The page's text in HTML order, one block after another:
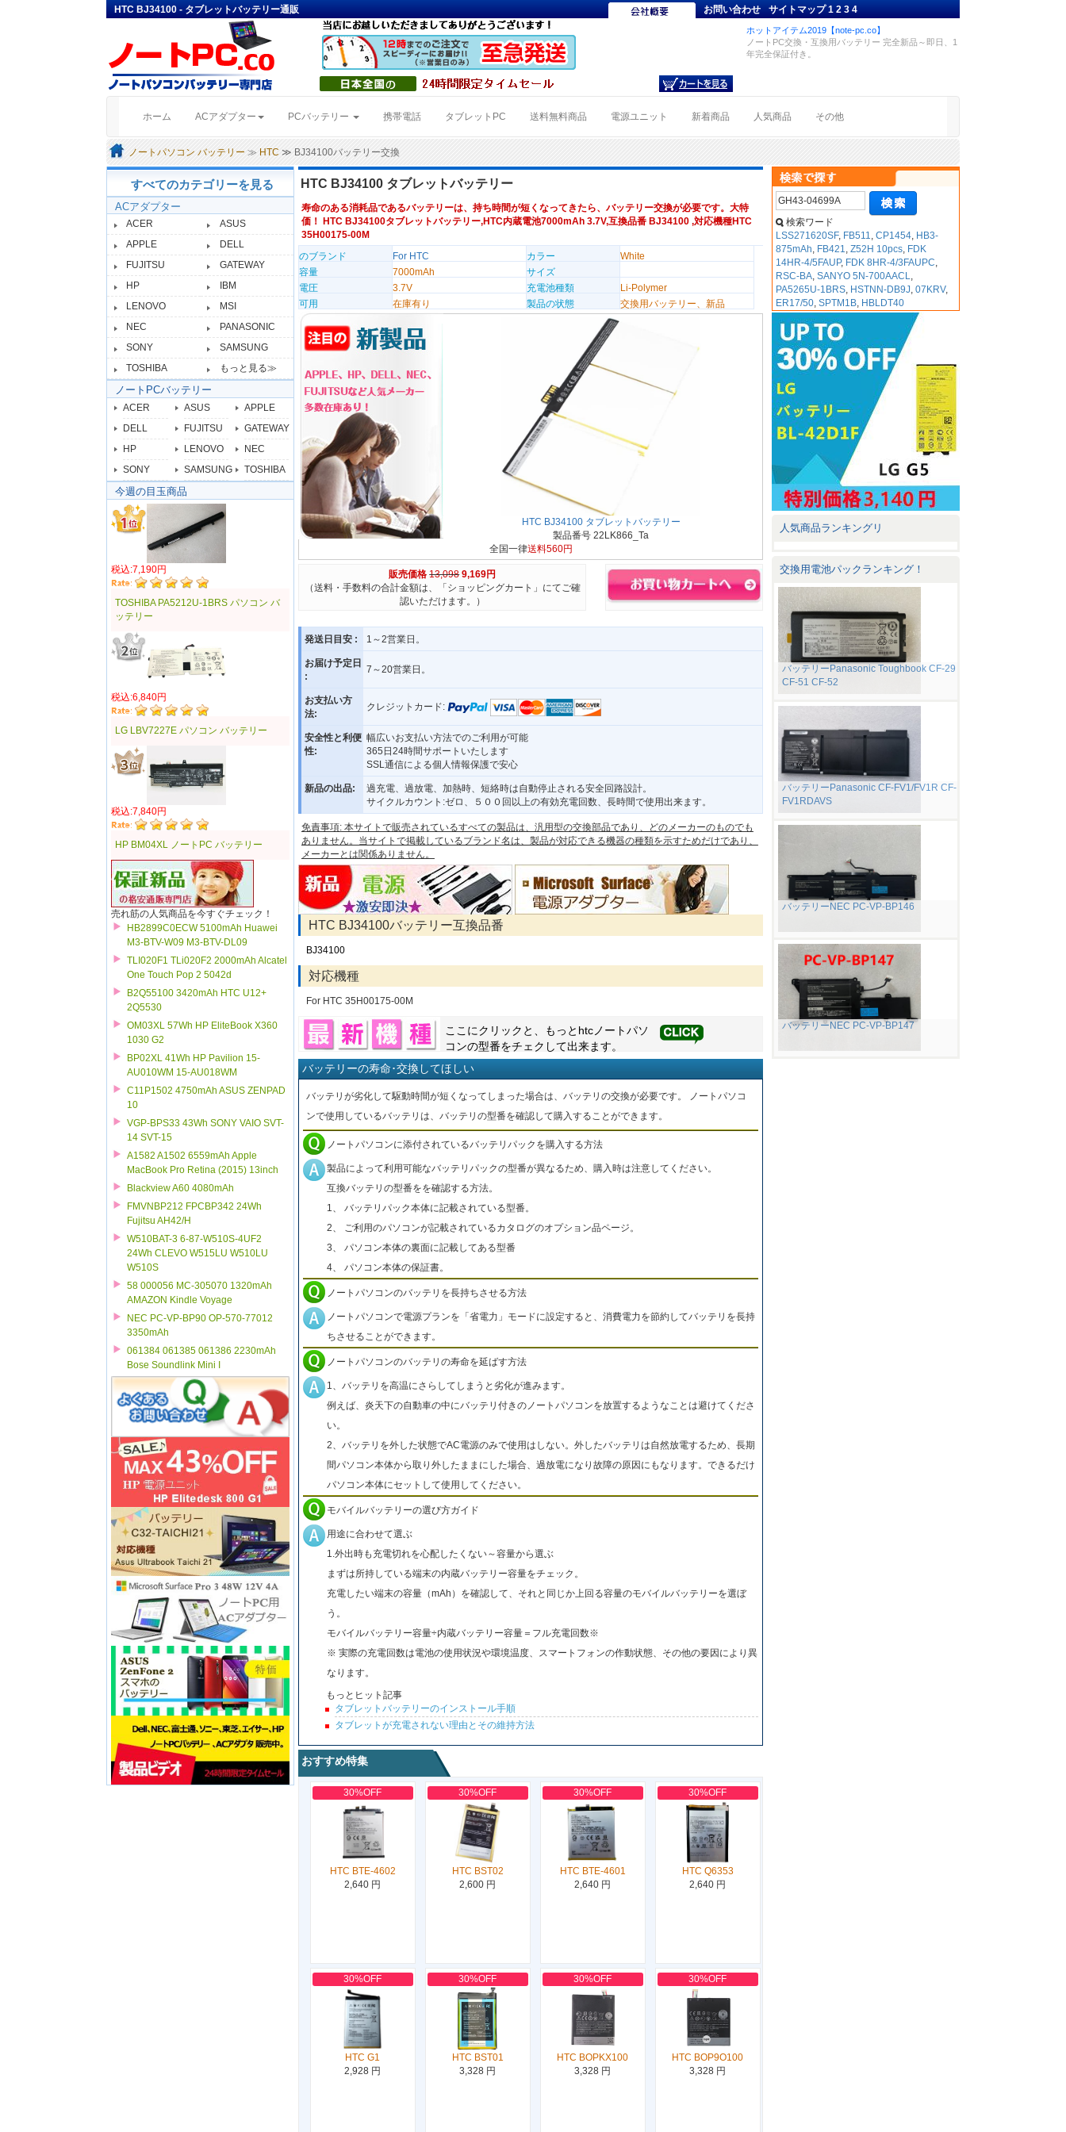
HTC BJ34100 - タブレットバッテリー通販 お問い合わせ サイトマップ 1234
ホットアイテム2019【note-pc.co】
ノートPC交換・互換用バッテリー 完全新品～即日、1
年完全保証付き。
ホーム (current)ACアダプター PCバッテリー 携帯電話 タブレットPC 送料無料商品 電源ユニット 新着商品 人気商品 その他
ノートパソコン バッテリー ≫ HTC ≫ BJ34100バッテリー交換
すべてのカテゴリーを見る
ACアダプター
ACER
ASUS
APPLE
DELL
FUJITSU
GATEWAY
HP
IBM
LENOVO
MSI
NEC
PANASONIC
SONY
SAMSUNG
TOSHIBA
もっと見る≫
ノートPCバッテリー
ACER ASUS
APPLE
DELL
FUJITSU
GATEWAY
HP
LENOVO
NEC
SONY
SAMSUNG TOSHIBA
今週の目玉商品
税込:7,190円
TOSHIBA PA5212U-1BRS パソコン バ
ッテリー
税込:6,840円
LG LBV7227E パソコン バッテリー
税込:7,840円
HP BM04XL ノートPC バッテリー
売れ筋の人気商品を今すぐチェック！
HB2899C0ECW 5100mAh Huawei
M3-BTV-W09 M3-BTV-DL09
TLI020F1 TLi020F2 2000mAh Alcatel
One Touch Pop 2 5042d
B2Q55100 3420mAh HTC U12+
2Q5530
OM03XL 57Wh HP EliteBook X360
1030 G2
BP02XL 41Wh HP Pavilion 15-
AU010WM 15-AU018WM
C11P1502 4750mAh ASUS ZENPAD
10
VGP-BPS33 43Wh SONY VAIO SVT-
14 SVT-15
A1582 A1502 6559mAh Apple
MacBook Pro Retina (2015) 13inch
Blackview A60 4080mAh
FMVNBP212 FPCBP342 24Wh
Fujitsu AH42/H
W510BAT-3 6-87-W510S-4UF2
24Wh CLEVO W515LU W510LU
W510S
58 000056 MC-305070 1320mAh
AMAZON Kindle Voyage
NEC PC-VP-BP90 OP-570-77012
3350mAh
061384 061385 061386 2230mAh
Bose Soundlink Mini I
HTC BJ34100 タブレットバッテリー
寿命のある消耗品であるバッテリーは、持ち時間が短くなってきたら、バッテリー交換が必要です。大特
価！ HTC BJ34100タブレットバッテリー,HTC内蔵電池7000mAh 3.7V,互換品番 BJ34100 ,対応機種HTC
35H00175-00M
のブランド
For HTC カラー
White
容量
7000mAh
サイズ
電圧
3.7V 充電池種類
Li-Polymer
可用
在庫有り 製品の状態 交換用バッテリー、新品
HTC BJ34100 タブレットバッテリー
製品番号 22LK866_Ta
全国一律送料560円
販売価格 13,098 9,169円
（送料・手数料の合計金額は、「ショッピングカート」にてご確
認いただけます。）
発送日目安 : 1～2営業日。
お届け予定日
:
7～20営業日。
お支払い方
法:
クレジットカード:
安全性と利便
性:
幅広いお支払い方法でのご利用が可能
365日24時間サポートいたします
SSL通信による個人情報保護で安心
新品の出品:
過充電、過放電、加熱時、短絡時は自動停止される安全回路設計。
サイクルカウント:ゼロ、５００回以上の有効充電回数、長時間で使用出来ます。
免責事項: 本サイトで販売されているすべての製品は、汎用型の交換部品であり、どのメーカーのものでも
ありません。当サイトで掲載しているブランド名は、製品が対応できる機器の種類を示すためだけであり、
メーカーとは関係ありません。
HTC BJ34100バッテリー互換品番
BJ34100
対応機種
For HTC 35H00175-00M
ここにクリックと、もっと htcノートパソ
コンの型番をチェクして出来ます。
バッテリーの寿命･交換してほしい
バッテリが劣化して駆動時間が短くなってしまった場合は、バッテリの交換が必要です。 ノートパソコ
ンで使用しているバッテリは、バッテリの型番を確認して購入することができます。
ノートパソコンに添付されているバッテリパックを購入する方法
製品によって利用可能なバッテリパックの型番が異なるため、購入時は注意してください。
互換バッテリの型番をを確認する方法。
1、 バッテリパック本体に記載されている型番。
2、 ご利用のパソコンが記載されているカタログのオプション品ページ。
3、 パソコン本体の裏面に記載してある型番
4、 パソコン本体の保証書。
ノートパソコンのバッテリを長持ちさせる方法
ノートパソコンで電源プランを「省電力」モードに設定すると、消費電力を節約してバッテリを長持
ちさせることができます。
ノートパソコンのバッテリの寿命を延ばす方法
1、バッテリを高温にさらしてしまうと劣化が進みます。
例えば、炎天下の自動車の中にバッテリ付きのノートパソコンを放置するようなことは避けてくださ
い。
2、バッテリを外した状態でAC電源のみで使用はしない。外したバッテリは自然放電するため、長期
間パソコン本体から取り外したままにした場合、過放電になり故障の原因にもなります。できるだけ
パソコン本体にセットして使用してください。
モバイルバッテリーの選び方ガイド
用途に合わせて選ぶ
1.外出時も充電切れを心配したくない～容量から選ぶ
まずは所持している端末の内蔵バッテリー容量をチェック。
充電したい端末の容量（mAh）を確認して、それと同じか上回る容量のモバイルバッテリーを選ぼ
う。
モバイルバッテリー容量÷内蔵バッテリー容量＝フル充電回数※
※ 実際の充電回数は電池の使用状況や環境温度、スマートフォンの作動状態、その他の要因により異
なります。
もっとヒット記事
タブレットバッテリーのインストール手順
タブレットが充電されない理由とその維持方法
おすすめ特集
30%OFF
HTC BTE-4602
2,640 円
30%OFF
HTC BST02
2,600 円
30%OFF
HTC BTE-4601
2,640 円
30%OFF
HTC Q6353
2,640 円
30%OFF
HTC G1
2,928 円
30%OFF
HTC BST01
3,328 円
30%OFF
HTC BOPKX100
3,328 円
30%OFF
HTC BOP9O100
3,328 円
検索ワード
LSS271620SF, FB511,CP1454, HB3-
875mAh, FB421,Z52H 10pcs, FDK
14HR-4/5FAUP, FDK 8HR-4/3FAUPC,
RSC-BA,SANYO 5N-700AACL,
PA5265U-1BRS, HSTNN-DB9J,07KRV,
ER17/50,SPTM1B, HBLDT40
人気商品ランキングリ
交換用電池パックランキング！
バッテリーPanasonic Toughbook CF-29
CF-51 CF-52
バッテリーPanasonic CF-FV1/FV1R CF-
FV1RDAVS
バッテリーNEC PC-VP-BP146
バッテリーNEC PC-VP-BP147